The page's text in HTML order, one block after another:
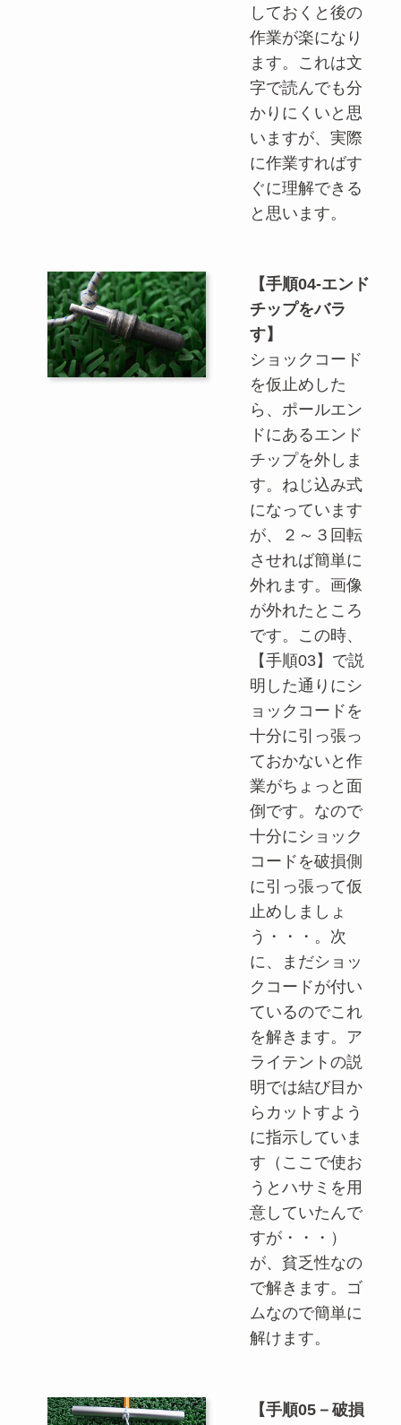
しておくと後の
作業が楽になり
ます。これは文
字で読んでも分
かりにくいと思
いますが、実際
に作業すればす
ぐに理解できる
と思います。
【手順04-エンド
チップをバラ
す】
ショックコード
を仮止めした
ら、ポールエン
ドにあるエンド
チップを外しま
す。ねじ込み式
になっています
が、２～３回転
させれば簡単に
外れます。画像
が外れたところ
です。この時、
【手順03】で説
明した通りにシ
ョックコードを
十分に引っ張っ
ておかないと作
業がちょっと面
倒です。なので
十分にショック
コードを破損側
に引っ張って仮
止めしましょ
う・・・。次
に、まだショッ
クコードが付い
ているのでこれ
を解きます。ア
ライテントの説
明では結び目か
らカットすよう
に指示していま
す（ここで使お
うとハサミを用
意していたんで
すが・・・）
が、貧乏性なの
で解きます。ゴ
ムなので簡単に
解けます。
【手順05－破損